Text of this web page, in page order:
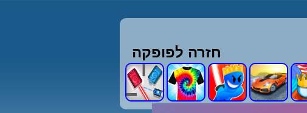
חזרה לפופקה